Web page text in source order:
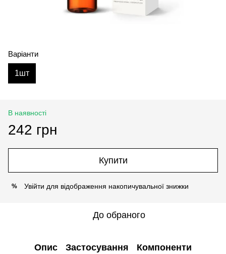
Варіанти
1шт
В наявності
242 грн
Купити
% Увійти для відображення накопичувальної знижки
До обраного
Опис Застосування Компоненти